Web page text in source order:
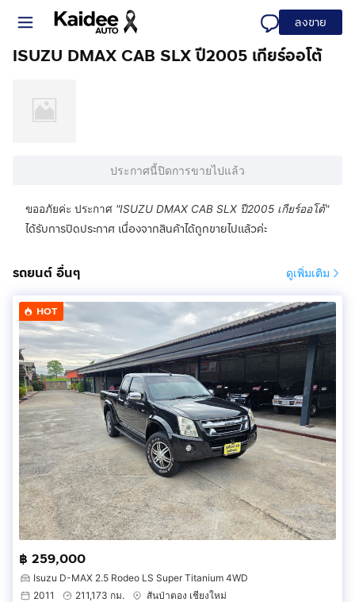
ลงขาย
ISUZU DMAX CAB SLX ปี2005 เกียร์ออโต้
ประกาศนี้ปิดการขายไปแล้ว
ขออภัยค่ะ ประกาศ "ISUZU DMAX CAB SLX ปี2005 เกียร์ออโต้"
ได้รับการปิดประกาศ เนื่องจากสินค้าได้ถูกขายไปแล้วค่ะ
รถยนต์ อื่นๆ ดูเพิ่มเติม
HOT
฿ 259,000
Isuzu D-MAX 2.5 Rodeo LS Super Titanium 4WD
2011
211,173 กม.
สันป่าตอง เชียงใหม่